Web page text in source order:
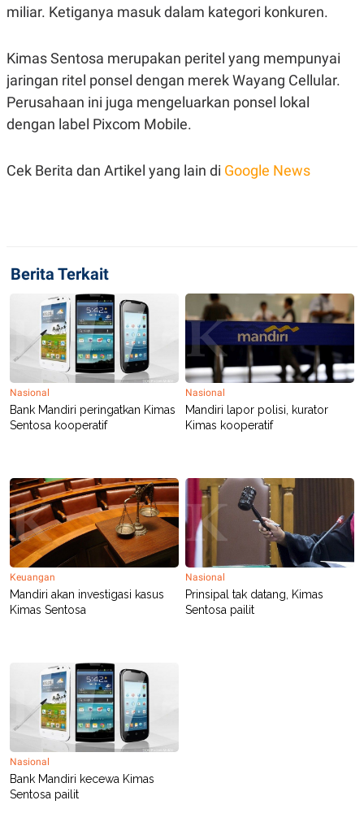
S
A
A
A
A
G
K
N
N
L
P
S
K
A
A
D
E
Y
P
E
E
A
S
.
L
A
N
G
G
A
N
A
N
C
E
K
I
N
E
R
J
A
E
M
I
T
ER
S
I
N
G
miliar. Ketiganya masuk dalam kategori konkuren.
Kimas Sentosa merupakan peritel yang mempunyai
jaringan ritel ponsel dengan merek Wayang Cellular.
Perusahaan ini juga mengeluarkan ponsel lokal
dengan label Pixcom Mobile.
Cek Berita dan Artikel yang lain di Google News
Berita Terkait
Nasional
Bank Mandiri peringatkan Kimas
Sentosa kooperatif
Nasional
Mandiri lapor polisi, kurator
Kimas kooperatif
Keuangan
Mandiri akan investigasi kasus
Kimas Sentosa
Nasional
Prinsipal tak datang, Kimas
Sentosa pailit
Nasional
Bank Mandiri kecewa Kimas
Sentosa pailit